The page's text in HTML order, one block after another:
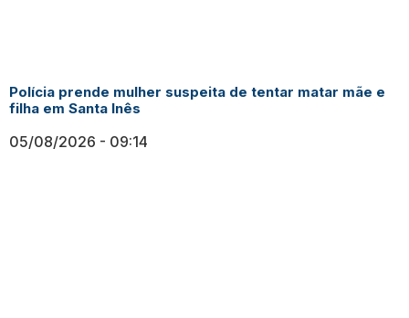
Polícia prende mulher suspeita de tentar matar mãe e
filha em Santa Inês
05/08/2026 09:14